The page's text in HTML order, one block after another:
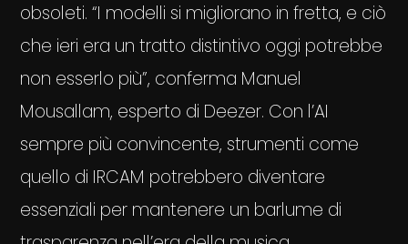
obsoleti. “I modelli si migliorano in fretta, e ciò
che ieri era un tratto distintivo oggi potrebbe
non esserlo più”, conferma Manuel
Mousallam, esperto di Deezer. Con l’AI
sempre più convincente, strumenti come
quello di IRCAM potrebbero diventare
essenziali per mantenere un barlume di